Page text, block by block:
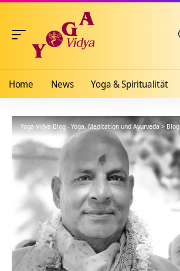
Home News Yoga & Spiritualität
Yoga Vidya Blog - Yoga, Meditation und Ayurveda > Blog